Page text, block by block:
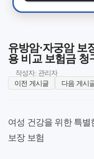
유방암·자궁암 보
용 비교 보험금 청
작성자: 관리자
이전 게시글
다음 게시
여성 건강을 위한 특별
보장 보험